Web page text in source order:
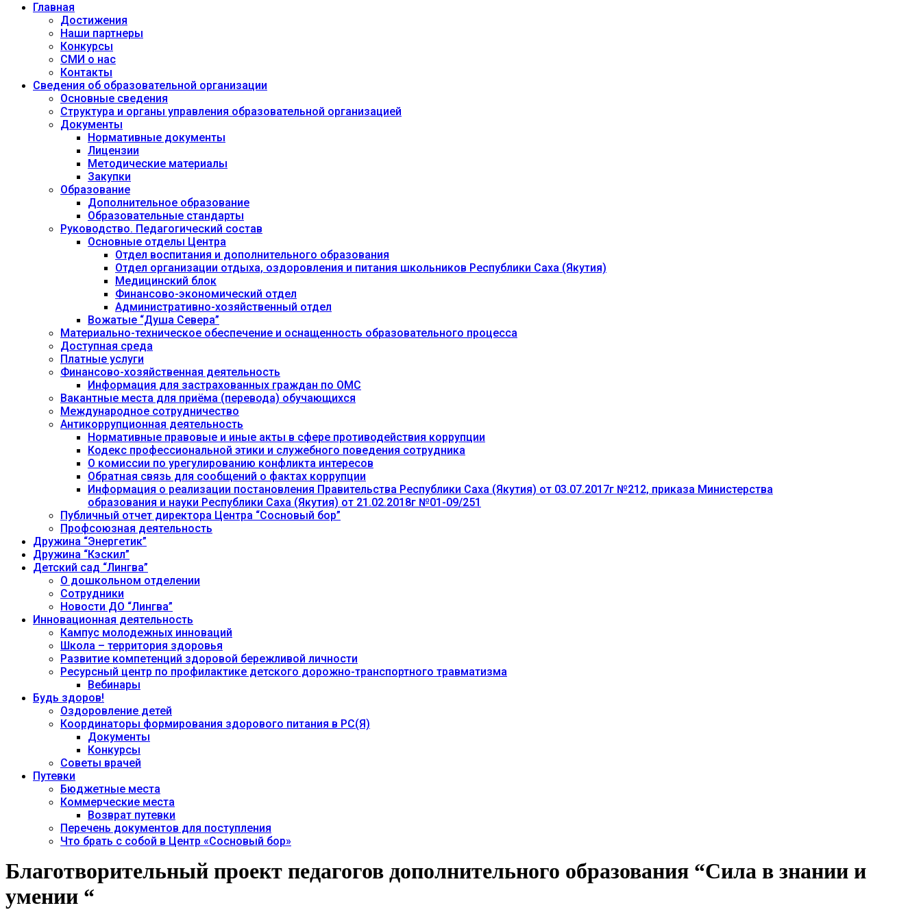
Главная
Достижения
Наши партнеры
Конкурсы
СМИ о нас
Контакты
Сведения об образовательной организации
Основные сведения
Структура и органы управления образовательной организацией
Документы
Нормативные документы
Лицензии
Методические материалы
Закупки
Образование
Дополнительное образование
Образовательные стандарты
Руководство. Педагогический состав
Основные отделы Центра
Отдел воспитания и дополнительного образования
Отдел организации отдыха, оздоровления и питания школьников Республики Саха (Якутия)
Медицинский блок
Финансово-экономический отдел
Административно-хозяйственный отдел
Вожатые “Душа Севера”
Материально-техническое обеспечение и оснащенность образовательного процесса
Доступная среда
Платные услуги
Финансово-хозяйственная деятельность
Информация для застрахованных граждан по ОМС
Вакантные места для приёма (перевода) обучающихся
Международное сотрудничество
Антикоррупционная деятельность
Нормативные правовые и иные акты в сфере противодействия коррупции
Кодекс профессиональной этики и служебного поведения сотрудника
О комиссии по урегулированию конфликта интересов
Обратная связь для сообщений о фактах коррупции
Информация о реализации постановления Правительства Республики Саха (Якутия) от 03.07.2017г №212, приказа Министерства
образования и науки Республики Саха (Якутия) от 21.02.2018г №01-09/251
Публичный отчет директора Центра “Сосновый бор”
Профсоюзная деятельность
Дружина “Энергетик”
Дружина “Кэскил”
Детский сад “Лингва”
О дошкольном отделении
Сотрудники
Новости ДО “Лингва”
Инновационная деятельность
Кампус молодежных инноваций
Школа – территория здоровья
Развитие компетенций здоровой бережливой личности
Ресурсный центр по профилактике детского дорожно-транспортного травматизма
Вебинары
Будь здоров!
Оздоровление детей
Координаторы формирования здорового питания в РС(Я)
Документы
Конкурсы
Советы врачей
Путевки
Бюджетные места
Коммерческие места
Возврат путевки
Перечень документов для поступления
Что брать с собой в Центр «Сосновый бор»
Благотворительный проект педагогов дополнительного образования “Сила в знании и
умении “